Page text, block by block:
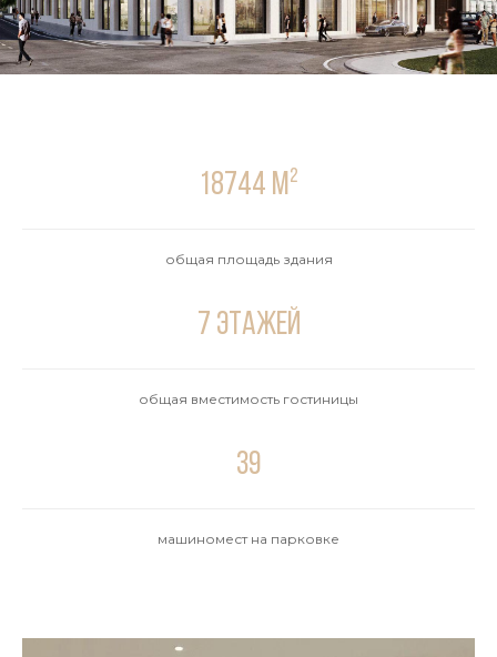
18744 м²
общая площадь здания
7 этажей
общая вместимость гостиницы
39
машиномест на парковке